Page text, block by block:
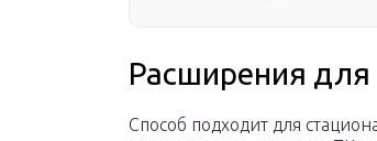
Расширения для
Способ подходит для